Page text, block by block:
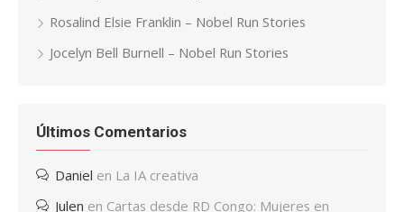
Rosalind Elsie Franklin – Nobel Run Stories
Jocelyn Bell Burnell – Nobel Run Stories
Últimos Comentarios
Daniel en La IA creativa
Julen en Cartas desde RD Congo: Mujeres en